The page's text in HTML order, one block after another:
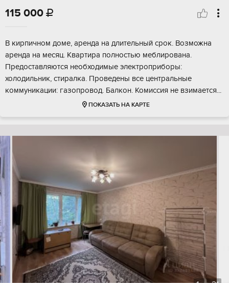
115 000 
В кирпичном доме, аренда на длительный срок. Возможна
аренда на месяц. Квартира полностью меблирована.
Предоставляются необходимые электроприборы:
холодильник, стиралка. Проведены все центральные
коммуникации: газопровод. Балкон. Комиссия не взимается...
ПОКАЗАТЬ НА КАРТЕ